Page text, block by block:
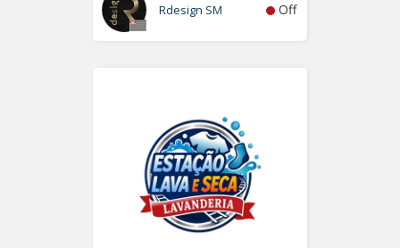
Rdesign SM Off